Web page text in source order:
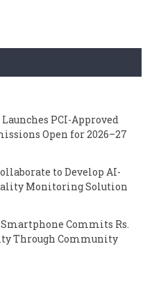
PCI-Approved
Open for 2026–27
to Develop AI-
Monitoring Solution
Commits Rs.
Through Community